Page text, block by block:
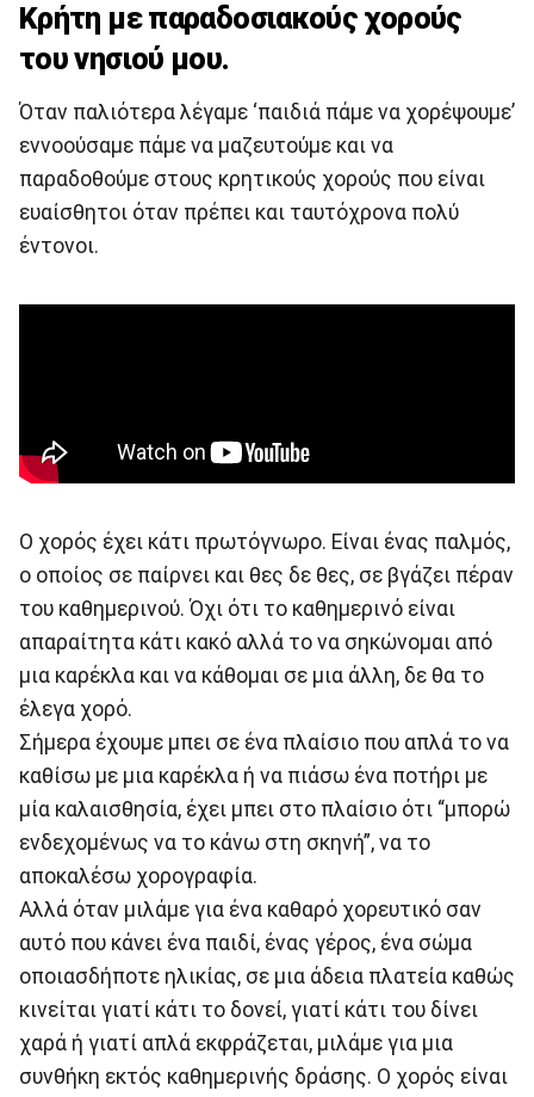
Κρήτη με παραδοσιακούς χορούς
του νησιού μου.
Όταν παλιότερα λέγαμε ‘παιδιά πάμε να χορέψουμε’
εννοούσαμε πάμε να μαζευτούμε και να
παραδοθούμε στους κρητικούς χορούς που είναι
ευαίσθητοι όταν πρέπει και ταυτόχρονα πολύ
έντονοι.
Ο χορός έχει κάτι πρωτόγνωρο. Είναι ένας παλμός,
ο οποίος σε παίρνει και θες δε θες, σε βγάζει πέραν
του καθημερινού. Όχι ότι το καθημερινό είναι
απαραίτητα κάτι κακό αλλά το να σηκώνομαι από
μια καρέκλα και να κάθομαι σε μια άλλη, δε θα το
έλεγα χορό.
Σήμερα έχουμε μπει σε ένα πλαίσιο που απλά το να
καθίσω με μια καρέκλα ή να πιάσω ένα ποτήρι με
μία καλαισθησία, έχει μπει στο πλαίσιο ότι “μπορώ
ενδεχομένως να το κάνω στη σκηνή”, να το
αποκαλέσω χορογραφία.
Αλλά όταν μιλάμε για ένα καθαρό χορευτικό σαν
αυτό που κάνει ένα παιδί, ένας γέρος, ένα σώμα
οποιασδήποτε ηλικίας, σε μια άδεια πλατεία καθώς
κινείται γιατί κάτι το δονεί, γιατί κάτι του δίνει
χαρά ή γιατί απλά εκφράζεται, μιλάμε για μια
συνθήκη εκτός καθημερινής δράσης. Ο χορός είναι